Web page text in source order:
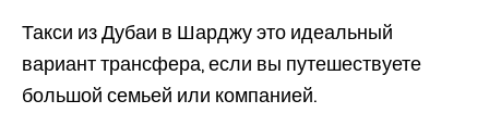
Такси из Дубаи в Шарджу это идеальный
вариант трансфера, если вы путешествуете
большой семьей или компанией.